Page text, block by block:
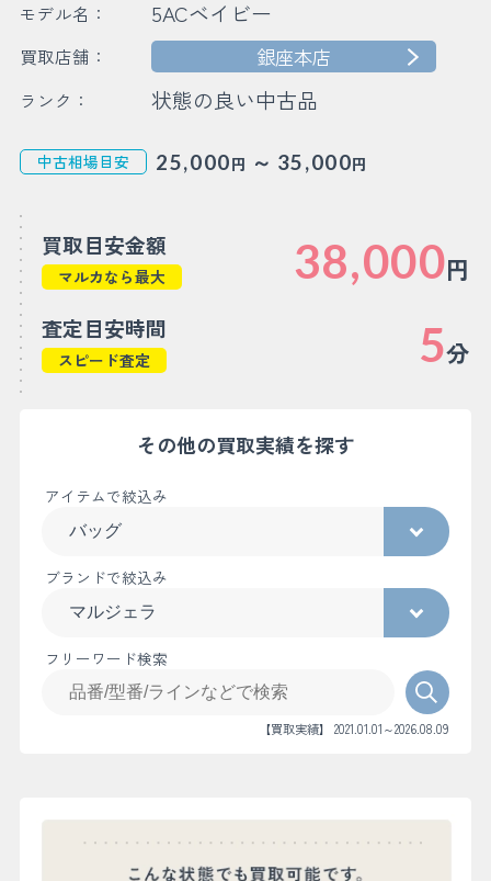
モデル名： 5ACベイビー
買取店舗： 銀座本店
ランク： 状態の良い中古品
中古相場目安 25,000円 ～ 35,000円
買取目安金額
マルカなら最大 38,000円
査定目安時間
スピード査定 5分
その他の買取実績を探す
アイテムで絞込み
ブランドで絞込み
フリーワード検索
【買取実績】 2021.01.01～2026.08.09